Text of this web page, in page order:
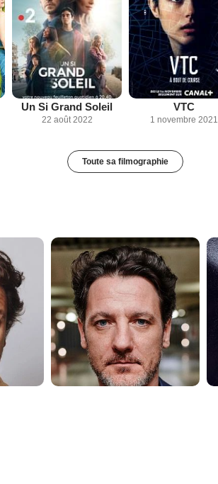
Un Si Grand Soleil
22 août 2022
VTC
1 novembre 2021
Toute sa filmographie